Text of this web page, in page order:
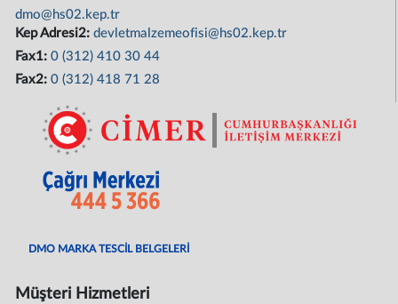
dmo@hs02.kep.tr
Kep Adresi2:devletmalzemeofisi@hs02.kep.tr
Fax1:0 (312) 410 30 44
Fax2:0 (312) 418 71 28
DMO MARKA TESCİL BELGELERİ
Müşteri Hizmetleri